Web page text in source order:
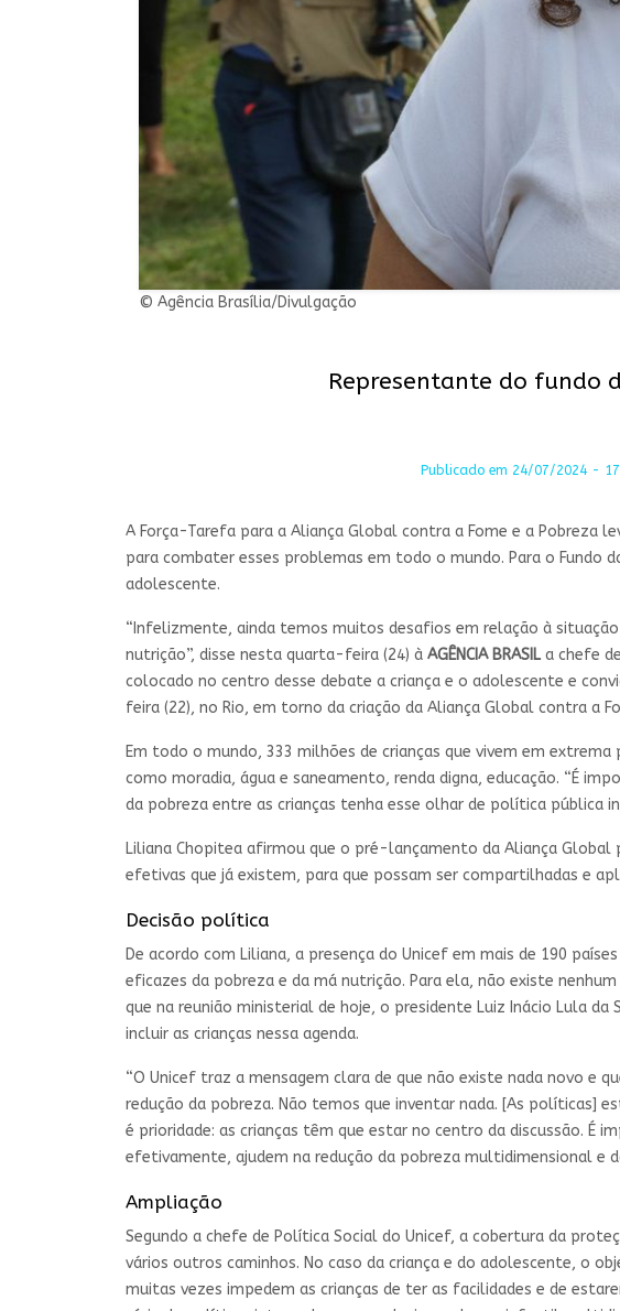
© Agência Brasília/Divulgação
Representante do fundo
Publicado em 24/07/2024 -
A Força-Tarefa para a Aliança Global contra a Fome e a Pobreza
para combater esses problemas em todo o mundo. Para o Fundo
adolescente.
“Infelizmente, ainda temos muitos desafios em relação à
nutrição”, disse nesta quarta-feira (24) à AGÊNCIA BRASIL a chefe
colocado no centro desse debate a criança e o adolescente e
feira (22), no Rio, em torno da criação da Aliança Global contra a
Em todo o mundo, 333 milhões de crianças que vivem em
como moradia, água e saneamento, renda digna, educação. “É
da pobreza entre as crianças tenha esse olhar de política pública
Liliana Chopitea afirmou que o pré-lançamento da Aliança
efetivas que já existem, para que possam ser compartilhadas e
Decisão política
De acordo com Liliana, a presença do Unicef em mais de 190
eficazes da pobreza e da má nutrição. Para ela, não existe
que na reunião ministerial de hoje, o presidente Luiz Inácio Lula
incluir as crianças nessa agenda.
“O Unicef traz a mensagem clara de que não existe nada novo e
redução da pobreza. Não temos que inventar nada. [As políticas]
é prioridade: as crianças têm que estar no centro da discussão. É
efetivamente, ajudem na redução da pobreza multidimensional e
Ampliação
Segundo a chefe de Política Social do Unicef, a cobertura da
vários outros caminhos. No caso da criança e do adolescente, o
muitas vezes impedem as crianças de ter as facilidades e de